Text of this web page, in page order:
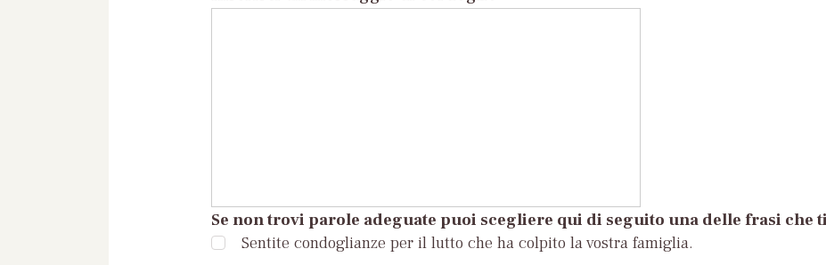
Se non trovi parole adeguate puoi scegliere qui di seguito una delle frasi che
Sentite condoglianze per il lutto che ha colpito la vostra famiglia.